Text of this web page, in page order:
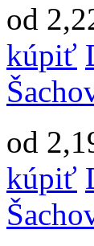
od
kúpiť
od
kúpiť